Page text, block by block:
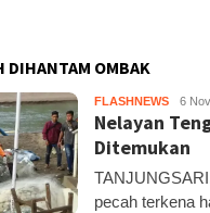
DIHANTAM OMBAK
FLASHNEWS Kandar
6
Nelayan
Ditemukan
pecah terkena